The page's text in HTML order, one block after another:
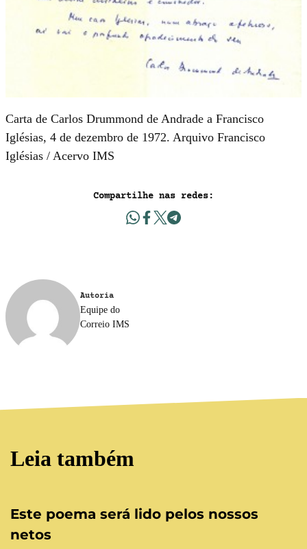
Carta de Carlos Drummond de Andrade a Francisco
Iglésias, 4 de dezembro de 1972. Arquivo Francisco
Iglésias / Acervo IMS
Compartilhe nas redes:
Autoria
Equipe do
Correio IMS
Leia também
Este poema será lido pelos nossos
netos